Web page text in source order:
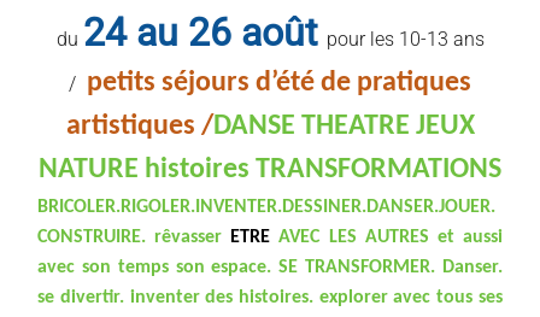
du 24 au 26 août pour les 10-13 ans
/ petits séjours d’été de pratiques
artistiques /DANSE THEATRE JEUX
NATURE histoires TRANSFORMATIONS
BRICOLER.RIGOLER.INVENTER.DESSINER.DANSER.JOUER.
CONSTRUIRE. rêvasser
ETRE AVEC LES AUTRES et aussi
avec son temps son espace. SE TRANSFORMER. Danser.
se divertir. inventer des histoires. explorer avec tous ses